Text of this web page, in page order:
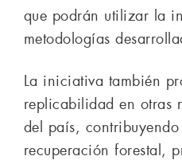
que podrán utilizar la
metodologías
La iniciativa también
replicabilidad en otras
del país,
recuperación forestal,